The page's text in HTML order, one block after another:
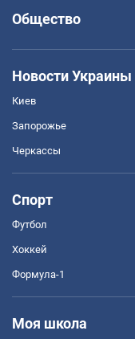
Общество
Новости Украины
Киев
Запорожье
Черкассы
Спорт
Футбол
Хоккей
Формула-1
Моя школа